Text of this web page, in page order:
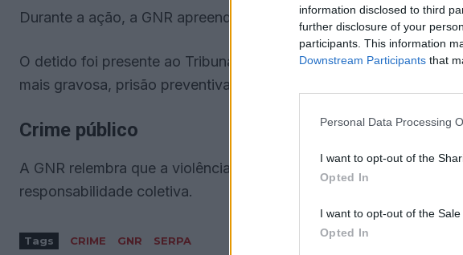
information disclosed to third
further disclosure of your
participants. This information
Downstream Participants that
Personal Data Processing
I want to opt-out of the
Opted In
I want to opt-out of the Sale
Opted In
Durante a ação, a GNR apreendeu duas armas brancas e 25
O detido foi presente ao Tribunal Judicial de Serpa, que
mais gravosa, prisão preventiva.
Crime público
A GNR relembra que a violência doméstica é um crime público,
responsabilidade coletiva.
Tags CRIME GNR SERPA